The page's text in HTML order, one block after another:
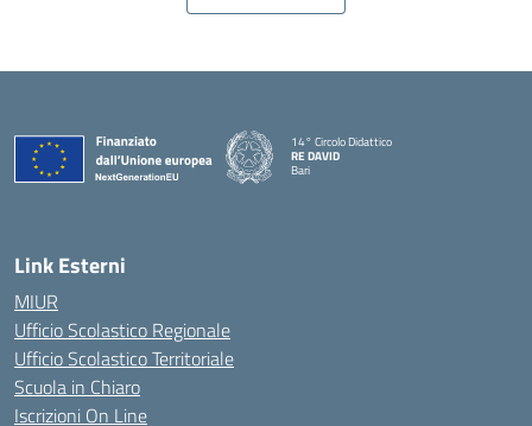
14° Circolo Didattico
RE DAVID
Bari
Link Esterni
MIUR
Ufficio Scolastico Regionale
Ufficio Scolastico Territoriale
Scuola in Chiaro
Iscrizioni On Line